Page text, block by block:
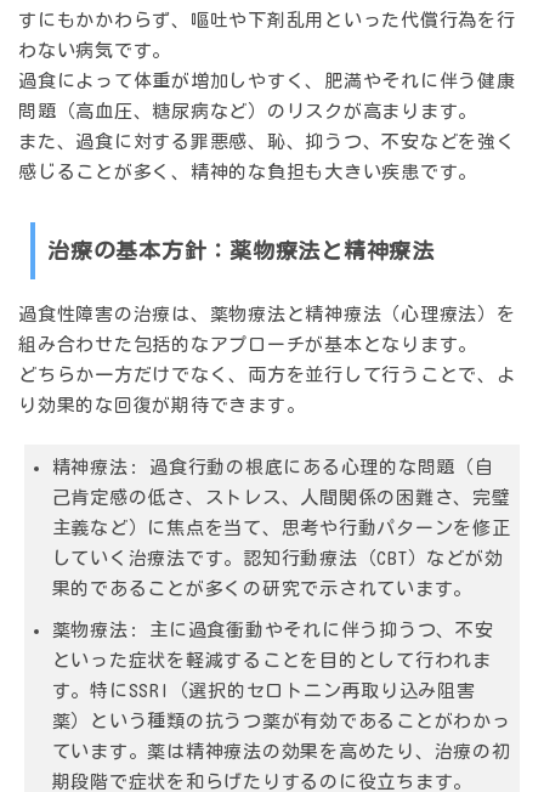
すにもかかわらず、嘔吐や下剤乱用といった代償行為を行
わない病気です。
過食によって体重が増加しやすく、肥満やそれに伴う健康
問題（高血圧、糖尿病など）のリスクが高まります。
また、過食に対する罪悪感、恥、抑うつ、不安などを強く
感じることが多く、精神的な負担も大きい疾患です。
治療の基本方針：薬物療法と精神療法
過食性障害の治療は、薬物療法と精神療法（心理療法）を
組み合わせた包括的なアプローチが基本となります。
どちらか一方だけでなく、両方を並行して行うことで、よ
り効果的な回復が期待できます。
精神療法:
過食行動の根底にある心理的な問題（自
己肯定感の低さ、ストレス、人間関係の困難さ、完璧
主義など）に焦点を当て、思考や行動パターンを修正
していく治療法です。認知行動療法（CBT）などが効
果的であることが多くの研究で示されています。
薬物療法:
主に過食衝動やそれに伴う抑うつ、不安
といった症状を軽減することを目的として行われま
す。特にSSRI（選択的セロトニン再取り込み阻害
薬）という種類の抗うつ薬が有効であることがわかっ
ています。薬は精神療法の効果を高めたり、治療の初
期段階で症状を和らげたりするのに役立ちます。